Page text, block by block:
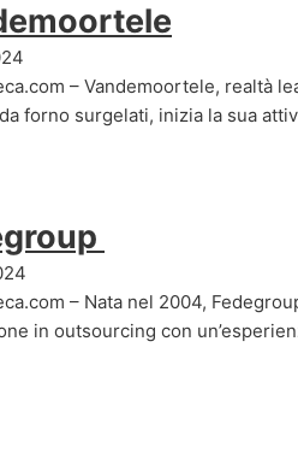
– Vandemoortele, realtà
forno surgelati, inizia la sua
– Nata nel 2004,
in outsourcing con